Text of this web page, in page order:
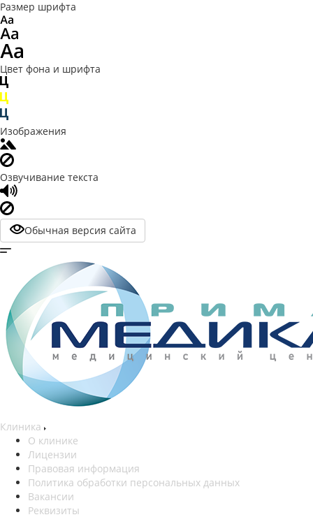
Размер шрифта
Цвет фона и шрифта
Изображения
Озвучивание текста
Обычная версия сайта
Клиника
О клинике
Лицензии
Правовая информация
Политика обработки персональных данных
Вакансии
Реквизиты